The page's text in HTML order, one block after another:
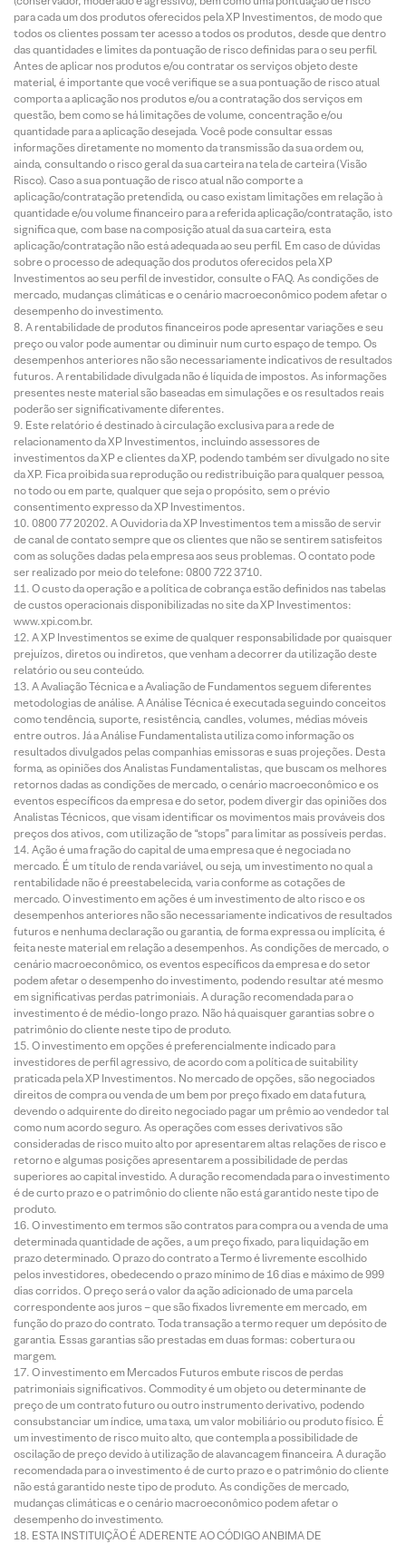
para cada um dos produtos oferecidos pela XP Investimentos, de modo que
todos os clientes possam ter acesso a todos os produtos, desde que dentro
das quantidades e limites da pontuação de risco definidas para o seu perfil.
Antes de aplicar nos produtos e/ou contratar os serviços objeto deste
material, é importante que você verifique se a sua pontuação de risco atual
comporta a aplicação nos produtos e/ou a contratação dos serviços em
questão, bem como se há limitações de volume, concentração e/ou
quantidade para a aplicação desejada. Você pode consultar essas
informações diretamente no momento da transmissão da sua ordem ou,
ainda, consultando o risco geral da sua carteira na tela de carteira (Visão
Risco). Caso a sua pontuação de risco atual não comporte a
aplicação/contratação pretendida, ou caso existam limitações em relação à
quantidade e/ou volume financeiro para a referida aplicação/contratação, isto
significa que, com base na composição atual da sua carteira, esta
aplicação/contratação não está adequada ao seu perfil. Em caso de dúvidas
sobre o processo de adequação dos produtos oferecidos pela XP
Investimentos ao seu perfil de investidor, consulte o FAQ. As condições de
mercado, mudanças climáticas e o cenário macroeconômico podem afetar o
desempenho do investimento.
A rentabilidade de produtos financeiros pode apresentar variações e seu
preço ou valor pode aumentar ou diminuir num curto espaço de tempo. Os
desempenhos anteriores não são necessariamente indicativos de resultados
futuros. A rentabilidade divulgada não é líquida de impostos. As informações
presentes neste material são baseadas em simulações e os resultados reais
poderão ser significativamente diferentes.
Este relatório é destinado à circulação exclusiva para a rede de
relacionamento da XP Investimentos, incluindo assessores de
investimentos da XP e clientes da XP, podendo também ser divulgado no site
da XP. Fica proibida sua reprodução ou redistribuição para qualquer pessoa,
no todo ou em parte, qualquer que seja o propósito, sem o prévio
consentimento expresso da XP Investimentos.
0800 77 20202. A Ouvidoria da XP Investimentos tem a missão de servir
de canal de contato sempre que os clientes que não se sentirem satisfeitos
com as soluções dadas pela empresa aos seus problemas. O contato pode
ser realizado por meio do telefone: 0800 722 3710.
O custo da operação e a política de cobrança estão definidos nas tabelas
de custos operacionais disponibilizadas no site da XP Investimentos:
www.xpi.com.br.
A XP Investimentos se exime de qualquer responsabilidade por quaisquer
prejuízos, diretos ou indiretos, que venham a decorrer da utilização deste
relatório ou seu conteúdo.
A Avaliação Técnica e a Avaliação de Fundamentos seguem diferentes
metodologias de análise. A Análise Técnica é executada seguindo conceitos
como tendência, suporte, resistência, candles, volumes, médias móveis
entre outros. Já a Análise Fundamentalista utiliza como informação os
resultados divulgados pelas companhias emissoras e suas projeções. Desta
forma, as opiniões dos Analistas Fundamentalistas, que buscam os melhores
retornos dadas as condições de mercado, o cenário macroeconômico e os
eventos específicos da empresa e do setor, podem divergir das opiniões dos
Analistas Técnicos, que visam identificar os movimentos mais prováveis dos
preços dos ativos, com utilização de “stops” para limitar as possíveis perdas.
Ação é uma fração do capital de uma empresa que é negociada no
mercado. É um título de renda variável, ou seja, um investimento no qual a
rentabilidade não é preestabelecida, varia conforme as cotações de
mercado. O investimento em ações é um investimento de alto risco e os
desempenhos anteriores não são necessariamente indicativos de resultados
futuros e nenhuma declaração ou garantia, de forma expressa ou implícita, é
feita neste material em relação a desempenhos. As condições de mercado, o
cenário macroeconômico, os eventos específicos da empresa e do setor
podem afetar o desempenho do investimento, podendo resultar até mesmo
em significativas perdas patrimoniais. A duração recomendada para o
investimento é de médio-longo prazo. Não há quaisquer garantias sobre o
patrimônio do cliente neste tipo de produto.
O investimento em opções é preferencialmente indicado para
investidores de perfil agressivo, de acordo com a política de suitability
praticada pela XP Investimentos. No mercado de opções, são negociados
direitos de compra ou venda de um bem por preço fixado em data futura,
devendo o adquirente do direito negociado pagar um prêmio ao vendedor tal
como num acordo seguro. As operações com esses derivativos são
consideradas de risco muito alto por apresentarem altas relações de risco e
retorno e algumas posições apresentarem a possibilidade de perdas
superiores ao capital investido. A duração recomendada para o investimento
é de curto prazo e o patrimônio do cliente não está garantido neste tipo de
produto.
O investimento em termos são contratos para compra ou a venda de uma
determinada quantidade de ações, a um preço fixado, para liquidação em
prazo determinado. O prazo do contrato a Termo é livremente escolhido
pelos investidores, obedecendo o prazo mínimo de 16 dias e máximo de 999
dias corridos. O preço será o valor da ação adicionado de uma parcela
correspondente aos juros – que são fixados livremente em mercado, em
função do prazo do contrato. Toda transação a termo requer um depósito de
garantia. Essas garantias são prestadas em duas formas: cobertura ou
margem.
O investimento em Mercados Futuros embute riscos de perdas
patrimoniais significativos. Commodity é um objeto ou determinante de
preço de um contrato futuro ou outro instrumento derivativo, podendo
consubstanciar um índice, uma taxa, um valor mobiliário ou produto físico. É
um investimento de risco muito alto, que contempla a possibilidade de
oscilação de preço devido à utilização de alavancagem financeira. A duração
recomendada para o investimento é de curto prazo e o patrimônio do cliente
não está garantido neste tipo de produto. As condições de mercado,
mudanças climáticas e o cenário macroeconômico podem afetar o
desempenho do investimento.
ESTA INSTITUIÇÃO É ADERENTE AO CÓDIGO ANBIMA DE